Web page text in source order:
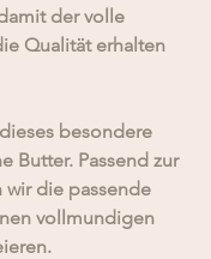
der volle
Qualität erhalten
besondere
Butter. Passend zur
wir die passende
vollmundigen